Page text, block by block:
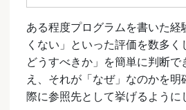
ある程度プログラムを書いた
くない」といった評価を数多
どうすべきか」を簡単に判断
え、それが「なぜ」なのかを
際に参照先として挙げるように